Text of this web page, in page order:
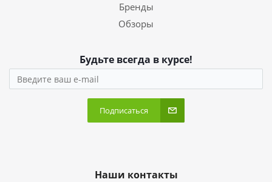
Бренды
Обзоры
Будьте всегда в курсе!
Подписаться
Наши контакты